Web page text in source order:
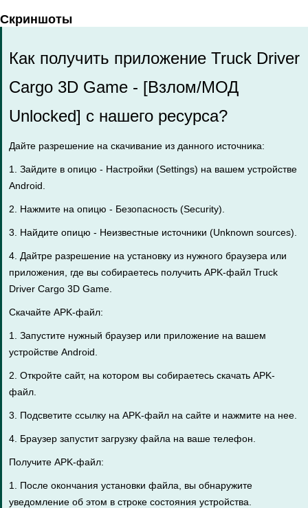
Скриншоты
Как получить приложение Truck Driver
Cargo 3D Game - [Взлом/МОД
Unlocked] с нашего ресурса?
Дайте разрешение на скачивание из данного источника:
1. Зайдите в опицю - Настройки (Settings) на вашем устройстве
Android.
2. Нажмите на опицю - Безопасность (Security).
3. Найдите опицю - Неизвестные источники (Unknown sources).
4. Дайтре разрешение на установку из нужного браузера или
приложения, где вы собираетесь получить APK-файл Truck
Driver Cargo 3D Game.
Скачайте APK-файл:
1. Запустите нужный браузер или приложение на вашем
устройстве Android.
2. Откройте сайт, на котором вы собираетесь скачать APK-
файл.
3. Подсветите ссылку на APK-файл на сайте и нажмите на нее.
4. Браузер запустит загрузку файла на ваше телефон.
Получите APK-файл:
1. После окончания установки файла, вы обнаружите
уведомление об этом в строке состояния устройства.